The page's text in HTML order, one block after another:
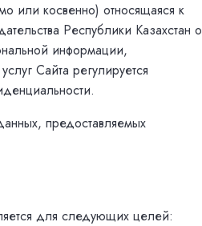
или косвенно) относящаяся к
Республики Казахстан о
информации,
Сайта регулируется
предоставляемых
для следующих целей: